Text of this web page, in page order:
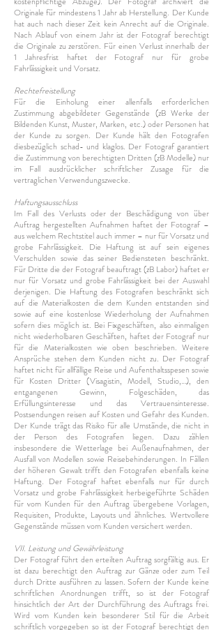
Originale für mindestens 1 Jahr ab Herstellung. Der Kunde
hat auch nach dieser Zeit kein Anrecht auf die Originale.
Nach Ablauf von einem Jahr ist der Fotograf berechtigt
die Originale zu zerstören. Für einen Verlust innerhalb der
1 Jahresfrist haftet der Fotograf nur für grobe
Fahrlässigkeit und Vorsatz.
Rechtefreistellung
Für die Einholung einer allenfalls erforderlichen
Zustimmung abgebildeter Gegenstände (zB Werke der
Bildenden Kunst, Muster, Marken, etc.) oder Personen hat
der Kunde zu sorgen. Der Kunde hält den Fotografen
diesbezüglich schad- und klaglos. Der Fotograf garantiert
die Zustimmung von berechtigten Dritten (zB Modelle) nur
im Fall ausdrücklicher schriftlicher Zusage für die
vertraglichen Verwendungszwecke.
Haftungsausschluss
Im Fall des Verlusts oder der Beschädigung von über
Auftrag hergestellten Aufnahmen haftet der Fotograf –
aus welchem Rechtstitel auch immer – nur für Vorsatz und
grobe Fahrlässigkeit. Die Haftung ist auf sein eigenes
Verschulden sowie das seiner Bediensteten beschränkt.
Für Dritte die der Fotograf beauftragt (zB Labor) haftet er
nur für Vorsatz und grobe Fahrlässigkeit bei der Auswahl
derjenigen. Die Haftung des Fotografen beschränkt sich
auf die Materialkosten die dem Kunden entstanden sind
sowie auf eine kostenlose Wiederholung der Aufnahmen
sofern dies möglich ist. Bei Fixgeschäften, also einmaligen
nicht wiederholbaren Geschäften, haftet der Fotograf nur
für die Materialkosten wie oben beschrieben. Weitere
Ansprüche stehen dem Kunden nicht zu. Der Fotograf
haftet nicht für allfällige Reise und Aufenthaltsspesen sowie
für Kosten Dritter (Visagistin, Modell, Studio,…), den
entgangenen Gewinn, Folgeschäden, das
Erfüllungsinteresse und das Vertrauensinteresse.
Postsendungen reisen auf Kosten und Gefahr des Kunden.
Der Kunde trägt das Risiko für alle Umstände, die nicht in
der Person des Fotografen liegen. Dazu zählen
insbesondere die Wetterlage bei Außenaufnahmen, der
Ausfall von Modellen sowie Reisebehinderungen. In Fällen
der höheren Gewalt trifft den Fotografen ebenfalls keine
Haftung. Der Fotograf haftet ebenfalls nur für durch
Vorsatz und grobe Fahrlässigkeit herbeigeführte Schäden
für vom Kunden für den Auftrag übergebene Vorlagen,
Requisiten, Produkte, Layouts und ähnliches. Wertvollere
Gegenstände müssen vom Kunden versichert werden.
VII. Leistung und Gewährleistung
Der Fotograf führt den erteilten Auftrag sorgfältig aus. Er
ist dazu berechtigt den Auftrag zur Gänze oder zum Teil
durch Dritte ausführen zu lassen. Sofern der Kunde keine
schriftlichen Anordnungen trifft, so ist der Fotograf
hinsichtlich der Art der Durchführung des Auftrags frei.
Wird vom Kunden kein besonderer Stil für die Arbeit
schriftlich vorgegeben so ist der Fotograf berechtigt den